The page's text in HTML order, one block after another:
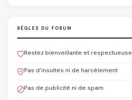
RÈGLES DU FORUM
Restez bienveillante et respectueuse
Pas d'insultes ni de harcèlement
Pas de publicité ni de spam